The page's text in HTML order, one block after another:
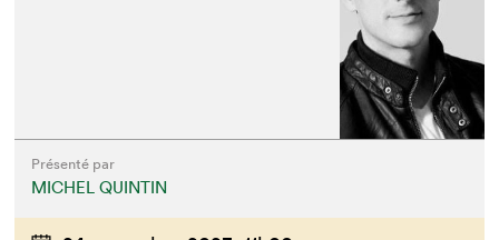
Présenté par
MICHEL QUINTIN